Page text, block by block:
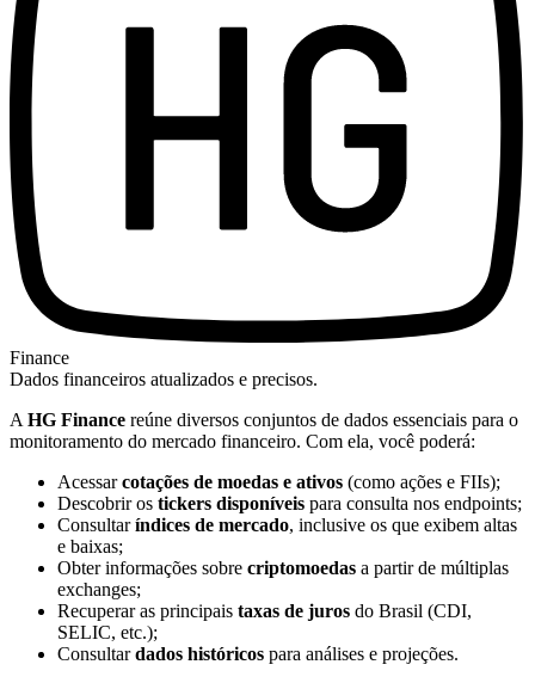
Finance
Dados financeiros atualizados e precisos.
A HG Finance reúne diversos conjuntos de dados essenciais para o
monitoramento do mercado financeiro. Com ela, você poderá:
Acessarcotações de moedas e ativos (como ações e FIIs);
Descobrir os tickers disponíveis para consulta nos endpoints;
Consultaríndices de mercado, inclusive os que exibem altas
e baixas;
Obter informações sobre criptomoedas a partir de múltiplas
exchanges;
Recuperar as principais taxas de juros do Brasil (CDI,
SELIC, etc.);
Consultardados históricos para análises e projeções.